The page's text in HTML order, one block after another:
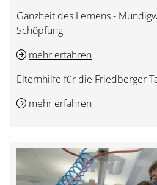
Ganzheit des Lernens -
Schöpfung
mehr erfahren
Elternhilfe für die Friedberger
mehr erfahren